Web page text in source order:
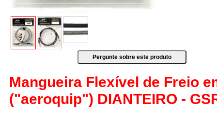
Mangueira Flexível de Freio
("aeroquip") DIANTEIRO -